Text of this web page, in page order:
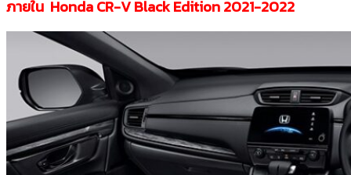
ภายใน Honda CR-V Black Edition 2021-2022